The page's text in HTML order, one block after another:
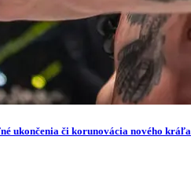
ukončenia či korunovácia nového kráľa